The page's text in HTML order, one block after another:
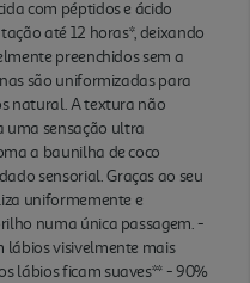
com péptidos e ácido
até 12 horas*, deixando
preenchidos sem a
são uniformizadas para
natural. A textura não
uma sensação ultra
a baunilha de coco
sensorial. Graças ao seu
uniformemente e
numa única passagem. -
lábios visivelmente mais
lábios ficam suaves** - 90%